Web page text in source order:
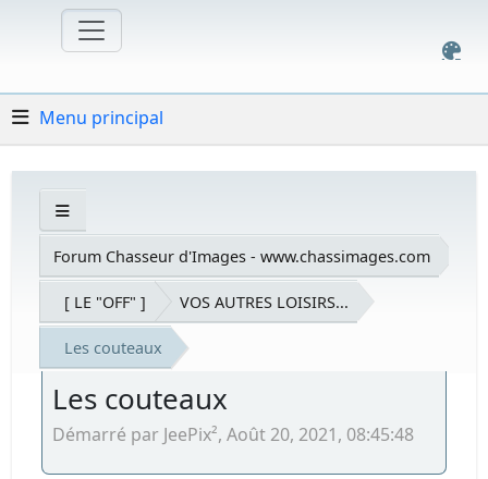
Menu principal
Forum Chasseur d'Images - www.chassimages.com
[ LE "OFF" ] VOS AUTRES LOISIRS...
Les couteaux
Les couteaux
Démarré par JeePix², Août 20, 2021, 08:45:48